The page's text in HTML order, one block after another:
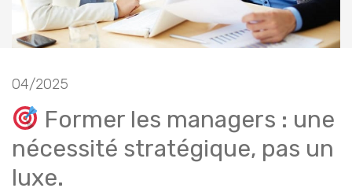
04/2025
Former les managers : une
nécessité stratégique, pas un
luxe.